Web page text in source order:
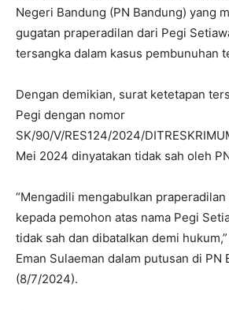
Negeri Bandung (PN Bandung) yang
gugatan praperadilan dari Pegi
tersangka dalam kasus pembunuhan
Dengan demikian, surat ketetapan
Pegi dengan nomor
SK/90/V/RES124/2024/
Mei 2024 dinyatakan tidak sah oleh
“Mengadili mengabulkan
kepada pemohon atas nama Pegi
tidak sah dan dibatalkan demi
Eman Sulaeman dalam putusan di PN
(8/7/2024).